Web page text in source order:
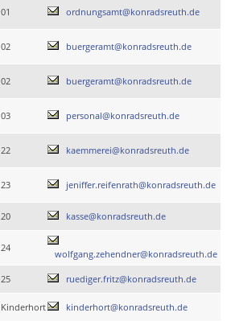
01 ordnungsamt@konradsreuth.de
02 buergeramt@konradsreuth.de
02 buergeramt@konradsreuth.de
03 personal@konradsreuth.de
22 kaemmerei@konradsreuth.de
23 jeniffer.reifenrath@konradsreuth.de
20 kasse@konradsreuth.de
24
wolfgang.zehendner@konradsreuth.de
25 ruediger.fritz@konradsreuth.de
Kinderhort kinderhort@konradsreuth.de